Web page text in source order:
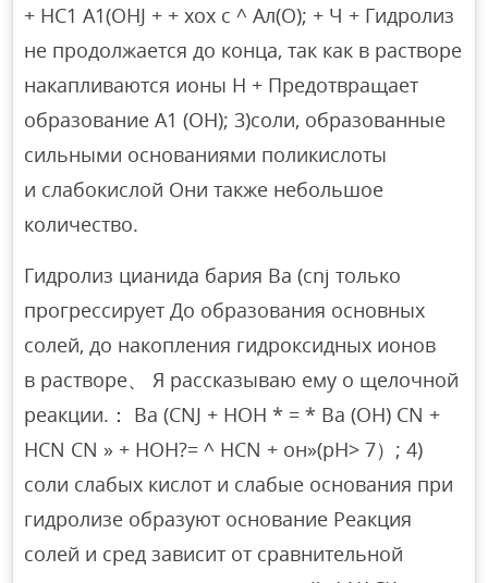
+ НС1 А1(OHJ + + хох с ^ Ал(О); + Ч + Гидролиз
не продолжается до конца, так как в растворе
накапливаются ионы H + Предотвращает
образование A1 (OH); 3)соли, образованные
сильными основаниями поликислоты
и слабокислой Они также небольшое
количество.
Гидролиз цианида бария Ba (cnj только
прогрессирует До образования основных
солей, до накопления гидроксидных ионов
в растворе、 Я рассказываю ему о щелочной
реакции.： Ba (CNJ + HOH * = * Ba (OH) CN +
HCN CN » + HOH?= ^ НСN + он»(рН> 7）; 4)
соли слабых кислот и слабые основания при
гидролизе образуют основание Реакция
солей и сред зависит от сравнительной